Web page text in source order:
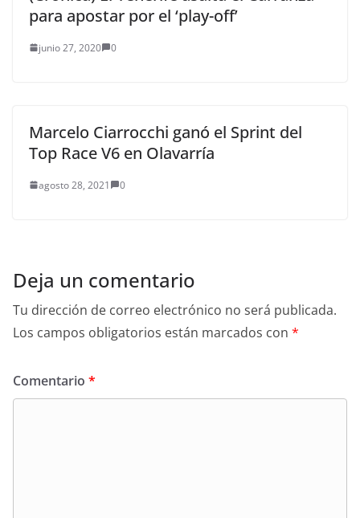
para apostar por el ‘play-off’
junio 27, 2020 0
Marcelo Ciarrocchi ganó el Sprint del
Top Race V6 en Olavarría
agosto 28, 2021 0
Deja un comentario
Tu dirección de correo electrónico no será publicada.
Los campos obligatorios están marcados con *
Comentario *